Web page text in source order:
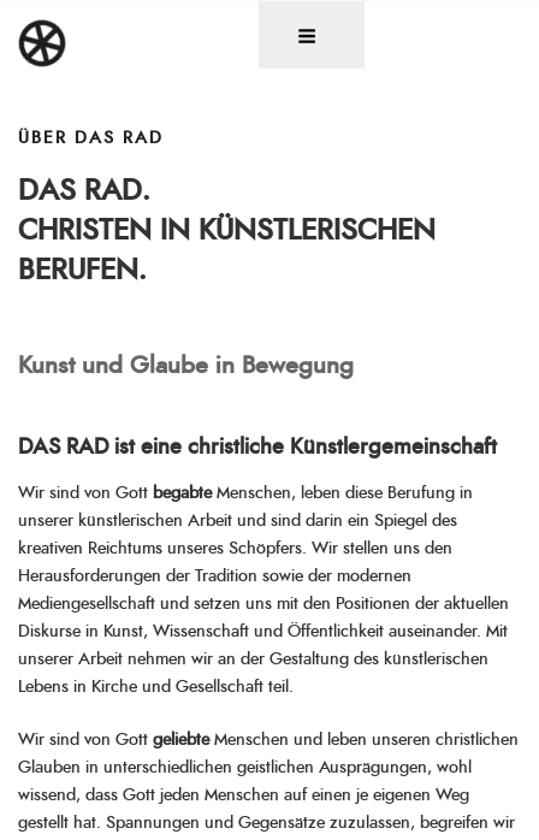
Inhalt
springen
ÜBER DAS RAD
DAS RAD.
CHRISTEN IN KÜNSTLERISCHEN
BERUFEN.
Kunst und Glaube in Bewegung
DAS RAD ist eine christliche Künstlergemeinschaft
Wir sind von Gott begabteMenschen, leben diese Berufung in
unserer künstlerischen Arbeit und sind darin ein Spiegel des
kreativen Reichtums unseres Schöpfers. Wir stellen uns den
Herausforderungen der Tradition sowie der modernen
Mediengesellschaft und setzen uns mit den Positionen der aktuellen
Diskurse in Kunst, Wissenschaft und Öffentlichkeit auseinander. Mit
unserer Arbeit nehmen wir an der Gestaltung des künstlerischen
Lebens in Kirche und Gesellschaft teil.
Wir sind von Gott geliebteMenschen und leben unseren christlichen
Glauben in unterschiedlichen geistlichen Ausprägungen, wohl
wissend, dass Gott jeden Menschen auf einen je eigenen Weg
gestellt hat. Spannungen und Gegensätze zuzulassen, begreifen wir